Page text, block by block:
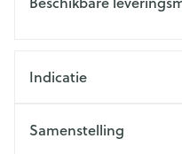
Indicatie
Samenstelling